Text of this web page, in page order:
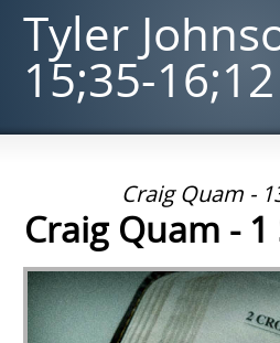
Tyler
15;35-16;12
Craig Quam -
Craig Quam -